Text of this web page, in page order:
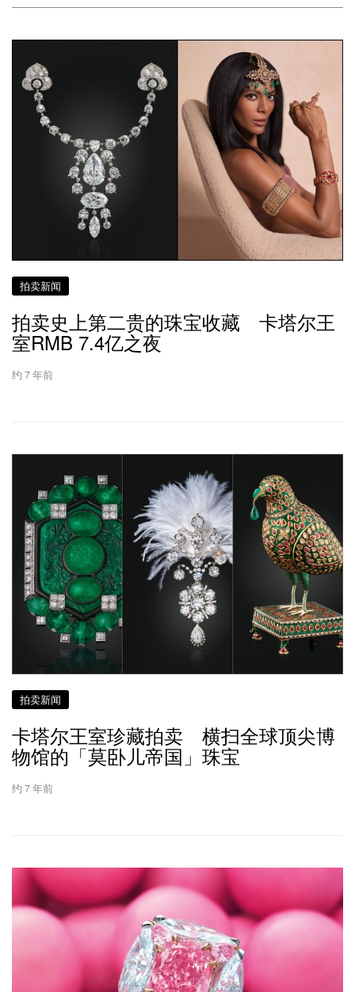
拍卖新闻
拍卖史上第二贵的珠宝收藏 卡塔尔王
室RMB 7.4亿之夜
约 7 年前
拍卖新闻
卡塔尔王室珍藏拍卖 横扫全球顶尖博
物馆的「莫卧儿帝国」珠宝
约 7 年前